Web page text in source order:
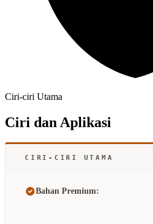
Ciri-ciri Utama
Ciri dan Aplikasi
CIRI-CIRI UTAMA
Bahan Premium: